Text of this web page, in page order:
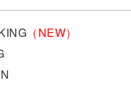
（NEW）